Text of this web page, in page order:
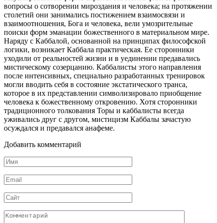
вопросы о сотворении мироздания и человека; на протяжении
столетий они занимались постижением взаимосвязи и
взаимоотношения, Бога и человека, вели умозрительные
поиски форм эманации божественного в материальном мире.
Наряду с Каббалой, основанной на принципах философской
логики, возникает Каббала практическая. Ее сторонники
уходили от реальностей жизни и в уединении предавались
мистическому созерцанию. Каббалисты этого направления
после интенсивных, специально разработанных тренировок
могли вводить себя в состояние экстатического транса,
которое в их представлении символизировало приобщение
человека к божественному откровению. Хотя сторонники
традиционного толкования Торы и каббалисты всегда
уживались друг с другом, мистицизм Каббалы зачастую
осуждался и предавался анафеме.
Добавить комментарий
Имя
*
Email
*
Сайт
Комментарий